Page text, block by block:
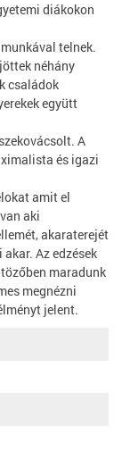
diákokon
telnek.
néhány
családok
együtt
A
és igazi
amit el
aki
akaraterejét
Az edzések
maradunk
megnézni
jelent.